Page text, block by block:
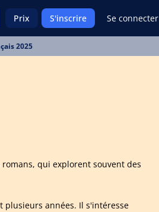
Prix S'inscrire Se connecter
2025
qui explorent souvent des
plusieurs années. Il s'intéresse